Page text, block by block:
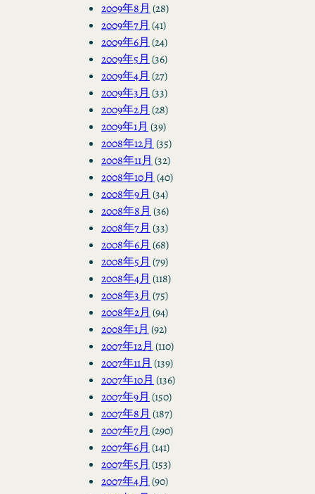
2009年8月 (28)
2009年7月 (41)
2009年6月 (24)
2009年5月 (36)
2009年4月 (27)
2009年3月 (33)
2009年2月 (28)
2009年1月 (39)
2008年12月 (35)
2008年11月 (32)
2008年10月 (40)
2008年9月 (34)
2008年8月 (36)
2008年7月 (33)
2008年6月 (68)
2008年5月 (79)
2008年4月 (118)
2008年3月 (75)
2008年2月 (94)
2008年1月 (92)
2007年12月 (110)
2007年11月 (139)
2007年10月 (136)
2007年9月 (150)
2007年8月 (187)
2007年7月 (290)
2007年6月 (141)
2007年5月 (153)
2007年4月 (90)